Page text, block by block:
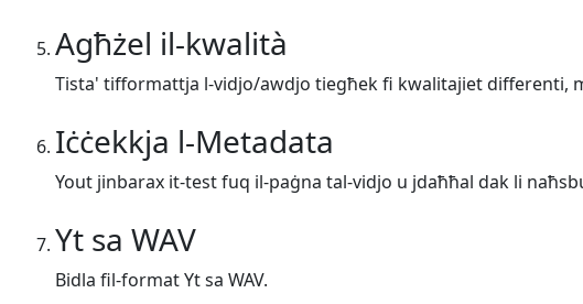
Agħżel il-kwalità
Tista' tifformattja l-vidjo/awdjo tiegħek fi kwalitajiet differenti,
Iċċekkja l-Metadata
Yout jinbarax it-test fuq il-paġna tal-vidjo u jdaħħal dak li
Yt sa WAV
Bidla fil-format Yt sa WAV.